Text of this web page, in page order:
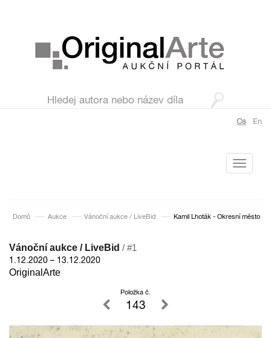
Cs En
Toggle
Domů Aukce Vánoční aukce / LiveBid Kamil Lhoták - Okresní město
Vánoční aukce / LiveBid / #1
1.12.2020 – 13.12.2020
OriginalArte
Položka č.
143